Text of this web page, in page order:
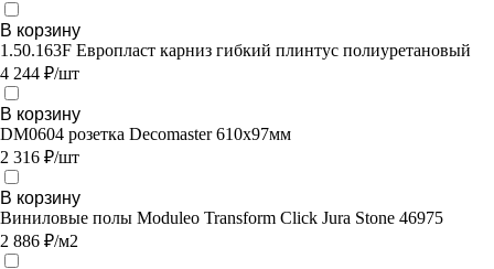
В корзину
1.50.163F Европласт карниз гибкий плинтус полиуретановый
4 244 ₽/шт
В корзину
DM0604 розетка Decomaster 610x97мм
2 316 ₽/шт
В корзину
Виниловые полы Moduleo Transform Click Jura Stone 46975
2 886 ₽/м2